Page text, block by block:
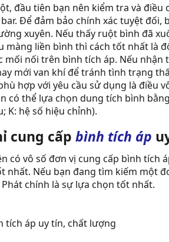
đầu tiên bạn nên kiểm tra và
Để đảm bảo chính xác tuyệt
xuyên. Nếu thấy ruột bình đã
liền bình thì cách tốt nhất là
mối nối trên bình tích áp. Nếu
mới van khí để tránh tình trạng
hợp với yêu cầu sử dụng là điều
có thể lựa chọn dung tích bình
K: hệ số hiệu chỉnh).
cung cấp bình tích áp
vô số đơn vị cung cấp bình tích
nhất. Nếu bạn đang tìm kiếm một
chính là sự lựa chọn tốt nhất.
tích áp uy tín, chất lượng